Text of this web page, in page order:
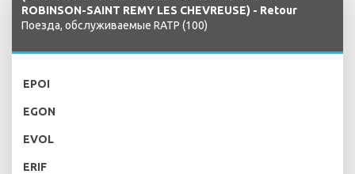
ROBINSON-SAINT REMY LES CHEVREUSE) - Retour
Поезда, обслуживаемые RATP (100)
EPOI
EGON
EVOL
ERIF